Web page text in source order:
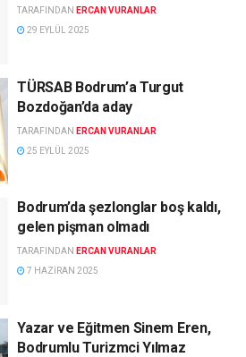
TARAFINDAN ERCAN VURANLAR
29 EYLÜL 2025
TÜRSAB Bodrum’a Turgut
Bozdoğan’da aday
TARAFINDAN ERCAN VURANLAR
25 EYLÜL 2025
Bodrum’da şezlonglar boş kaldı,
gelen pişman olmadı
TARAFINDAN ERCAN VURANLAR
7 HAZIRAN 2025
Yazar ve Eğitmen Sinem Eren,
Bodrumlu Turizmci Yılmaz